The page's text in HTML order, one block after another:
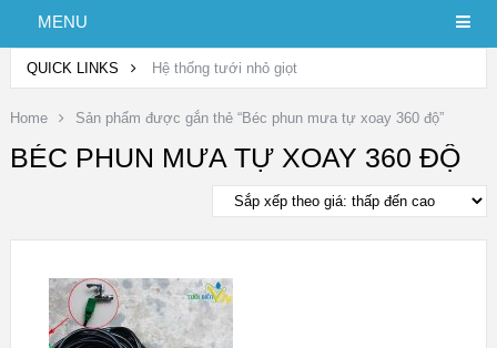
MENU
QUICK LINKS Hệ thống tưới nhỏ giọt
Home Sản phẩm được gắn thẻ “Béc phun mưa tự xoay 360 độ”
BÉC PHUN MƯA TỰ XOAY 360 ĐỘ